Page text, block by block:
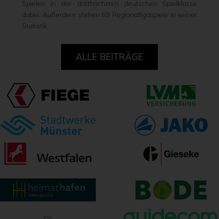
Spielen in der dritthöchsten deutschen Spielklasse
dabei. Außerdem stehen 69 Regionalligaspiele in seiner
Statistik.
ALLE BEITRÄGE